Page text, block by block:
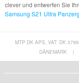
clever und entwerfen Sie
Samsung S21 Ultra
MTP DK APS, VAT: DK
DÄNEMARK
|